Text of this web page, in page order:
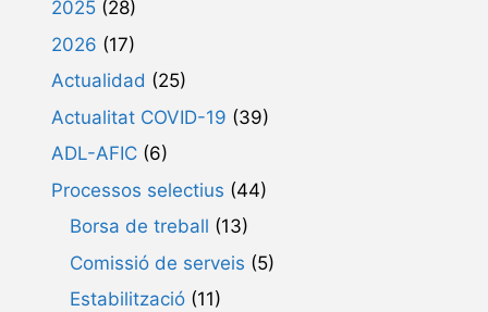
2025 (28)
2026 (17)
Actualidad (25)
Actualitat COVID-19 (39)
ADL-AFIC (6)
Processos selectius (44)
Borsa de treball (13)
Comissió de serveis (5)
Estabilització (11)